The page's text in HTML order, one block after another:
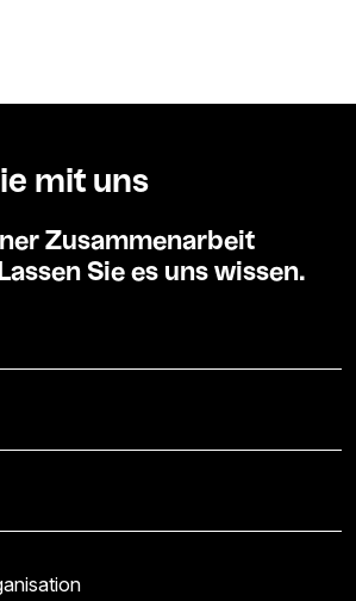
mit uns
Zusammenarbeit
Sie es uns wissen.